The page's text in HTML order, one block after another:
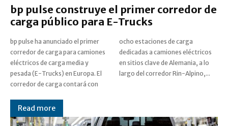
bp pulse construye el primer corredor de
carga público para E-Trucks
bp pulse ha anunciado el primer
corredor de carga para camiones
eléctricos de carga media y
pesada (E-Trucks) en Europa. El
corredor de carga contará con
ocho estaciones de carga
dedicadas a camiones eléctricos
en sitios clave de Alemania, a lo
largo del corredor Rin-Alpino,...
Read more